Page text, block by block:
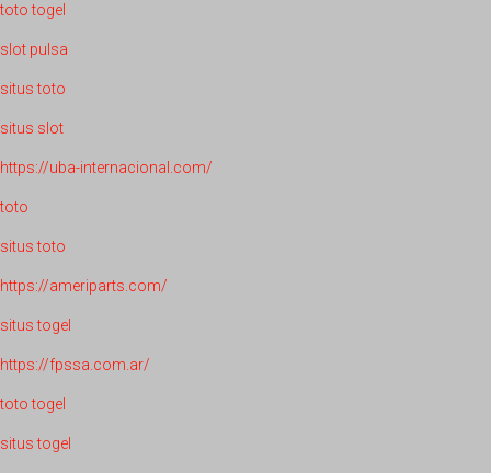
toto togel
slot pulsa
situs toto
situs slot
https://uba-internacional.com/
toto
situs toto
https://ameriparts.com/
situs togel
https://fpssa.com.ar/
toto togel
situs togel